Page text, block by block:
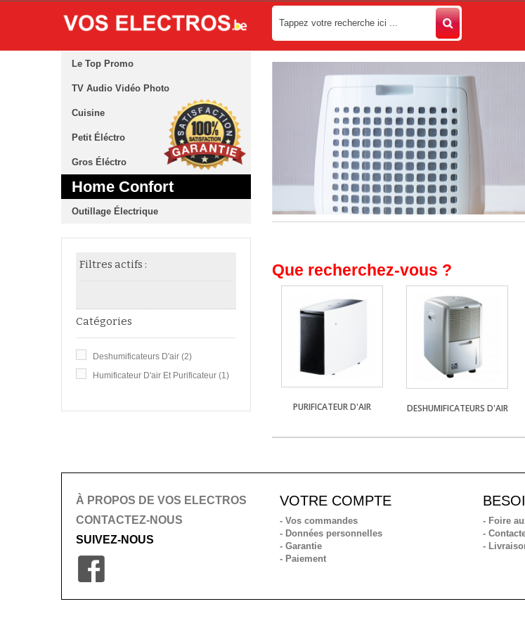
Le Top Promo
TV Audio Vidéo Photo
Cuisine
Petit Éléctro
Gros Éléctro
Home Confort
Outillage Électrique
Filtres actifs :
Catégories
Deshumificateurs D'air (2)
Humificateur D'air Et Purificateur (1)
Que recherchez-vous ?
PURIFICATEUR D'AIR DESHUMIFICATEURS D'AIR
À PROPOS DE VOS ELECTROS
CONTACTEZ-NOUS
SUIVEZ-NOUS
VOTRE COMPTE
- Vos commandes
- Données personnelles
- Garantie
- Paiement
- Foire
-
-